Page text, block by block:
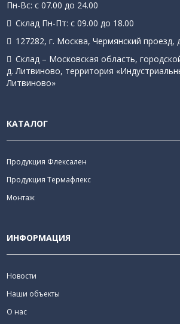
Пн-Вс: с 07.00 до 24.00
Склад Пн-Пт: с 09.00 до 18.00
127282, г. Москва, Чермянский проезд,
Склад – Московская область,
д. Литвиново, территория
Литвиново»
КАТАЛОГ
Продукция Флексален
Продукция Термафлекс
Монтаж
ИНФОРМАЦИЯ
Новости
Наши объекты
О нас